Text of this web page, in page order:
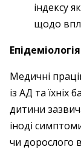
індексу
щодо
Епідеміологія
Медичні
із АД та їхніх
дитини
іноді
чи дорослого